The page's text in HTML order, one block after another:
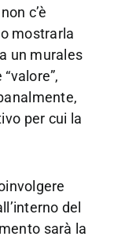
c’è
mostrarla
un murales
per cui la
del
sarà la